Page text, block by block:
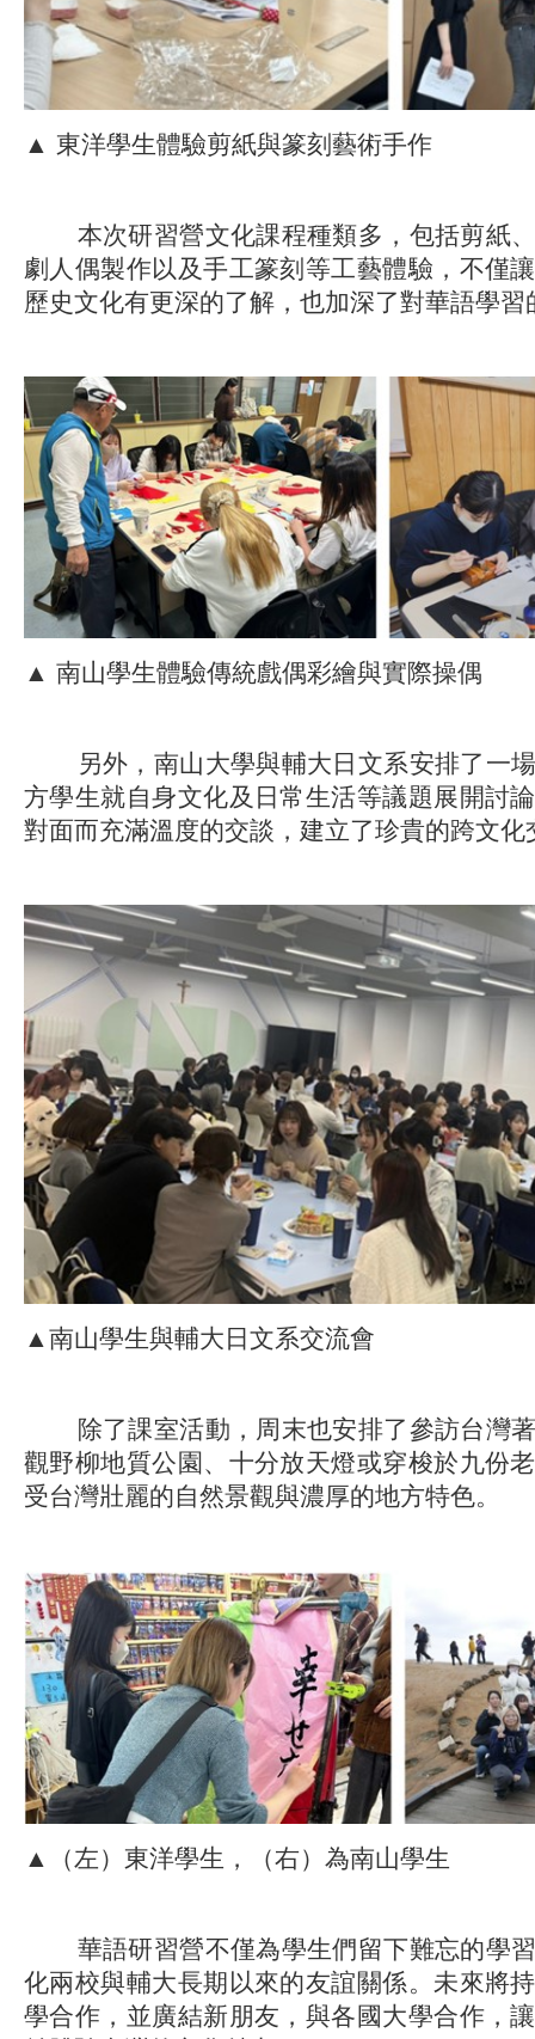
▲ 東洋學生體驗剪紙與篆刻藝術手作
本次研習營文化課程種類多，包括剪紙、
劇人偶製作以及手工篆刻等工藝體驗，不僅
歷史文化有更深的了解，也加深了對華語學習
▲ 南山學生體驗傳統戲偶彩繪與實際操偶
另外，南山大學與輔大日文系安排了一場
方學生就自身文化及日常生活等議題展開討
對面而充滿溫度的交談，建立了珍貴的跨文化
▲南山學生與輔大日文系交流會
除了課室活動，周末也安排了參訪台灣著
觀野柳地質公園、十分放天燈或穿梭於九份
受台灣壯麗的自然景觀與濃厚的地方特色。
▲（左）東洋學生，（右）為南山學生
華語研習營不僅為學生們留下難忘的學習
化兩校與輔大長期以來的友誼關係。未來將
學合作，並廣結新朋友，與各國大學合作，